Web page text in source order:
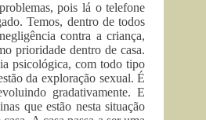
pois lá o telefone
Temos, dentro de todos
contra a criança,
prioridade dentro de casa.
psicológica, com todo tipo
da exploração sexual. É
gradativamente. E
que estão nesta situação